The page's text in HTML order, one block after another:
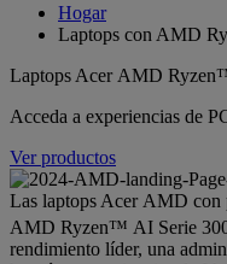
Hogar
Laptops con AMD
Laptops Acer AMD
Acceda a experiencias de
Ver productos
Las laptops Acer AMD con
AMD Ryzen™ AI Serie
rendimiento líder, una